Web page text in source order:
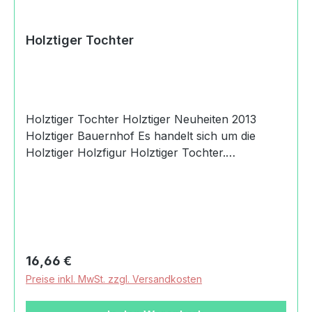
Holztiger Tochter
Holztiger Tochter Holztiger Neuheiten 2013
Holztiger Bauernhof Es handelt sich um die
Holztiger Holzfigur Holztiger Tochter.
MonateMachart/StilHolztiger
TochterhandbemaltHerkunftMade in
EuropeSicherheitAchtung! Nicht für Kinder unter
36 Monaten geeignet. Wegen ablösbarer,
Regulärer Preis:
16,66 €
Preise inkl. MwSt. zzgl. Versandkosten